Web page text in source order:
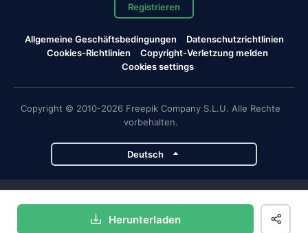
Herunterladen
Registrieren
Allgemeine Geschäftsbedingungen
Datenschutzrichtlinien
Cookies-Richtlinien
Copyright-Verletzung melden
Cookies settings
Copyright © 2010-2026 Freepik Company S.L.U. Alle Rechte
vorbehalten.
Deutsch
Magnific Flaticon